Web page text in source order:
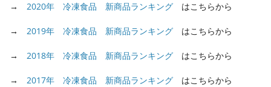
→ 2020年 冷凍食品 新商品ランキング はこちらから
→ 2019年 冷凍食品 新商品ランキング はこちらから
→ 2018年 冷凍食品 新商品ランキング はこちらから
→ 2017年 冷凍食品 新商品ランキング はこちらから